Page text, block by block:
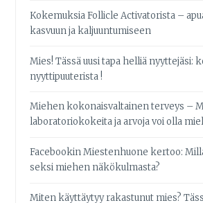
Kokemuksia Follicle Activatorista –
kasvuun ja kaljuuntumiseen
Mies! Tässä uusi tapa helliä nyyttejäsi:
nyyttipuuterista !
Miehen kokonaisvaltainen terveys –
laboratoriokokeita ja arvoja voi olla
Facebookin Miestenhuone kertoo:
seksi miehen näkökulmasta?
Miten käyttäytyy rakastunut mies?